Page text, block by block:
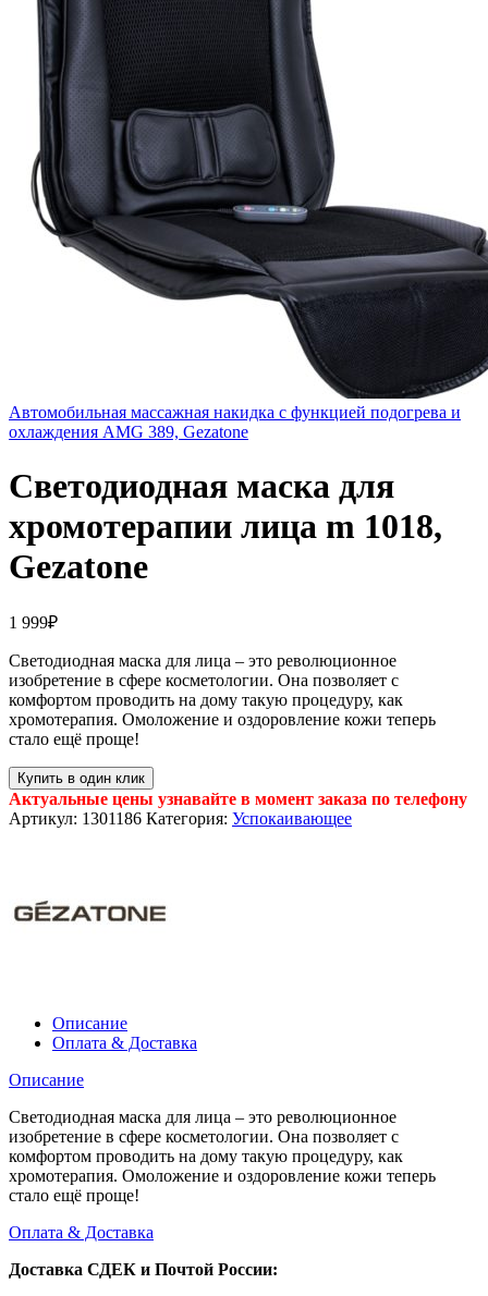
Автомобильная массажная накидка с функцией подогрева и
охлаждения AMG 389, Gezatone
Светодиодная маска для
хромотерапии лица m 1018,
Gezatone
1 999₽
Светодиодная маска для лица – это революционное
изобретение в сфере косметологии. Она позволяет с
комфортом проводить на дому такую процедуру, как
хромотерапия. Омоложение и оздоровление кожи теперь
стало ещё проще!
Купить в один клик
Актуальные цены узнавайте в момент заказа по телефону
Артикул: 1301186 Категория: Успокаивающее
Описание
Оплата & Доставка
Описание
Светодиодная маска для лица – это революционное
изобретение в сфере косметологии. Она позволяет с
комфортом проводить на дому такую процедуру, как
хромотерапия. Омоложение и оздоровление кожи теперь
стало ещё проще!
Оплата & Доставка
Доставка СДЕК и Почтой России: